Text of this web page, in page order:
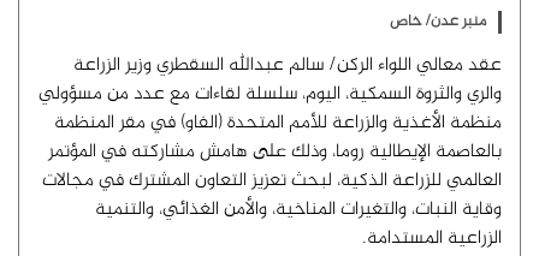
منبر عدن/ خاص
عقد معالي اللواء الركن/ سالم عبدالله السقطري وزير الزراعة
والري والثروة السمكية، اليوم، سلسلة لقاءات مع عدد من مسؤولي
منظمة الأغذية والزراعة للأمم المتحدة (الفاو) في مقر المنظمة
بالعاصمة الإيطالية روما، وذلك على هامش مشاركته في المؤتمر
العالمي للزراعة الذكية، لبحث تعزيز التعاون المشترك في مجالات
وقاية النبات، والتغيرات المناخية، والأمن الغذائي، والتنمية
الزراعية المستدامة.